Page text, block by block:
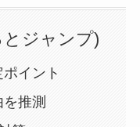
ジャンプ)
イント
推測